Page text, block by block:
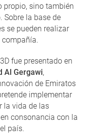
propio, sino también
Sobre la base de
se pueden realizar
compañía.
fue presentado en
Al Gergawi,
de Emiratos
implementar
la vida de las
consonancia con la
país.